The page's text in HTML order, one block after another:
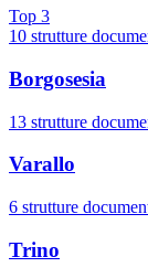
Top 3
10 strutture
Borgosesia
13 strutture
Varallo
6 strutture
Trino